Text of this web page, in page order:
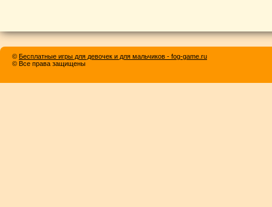
© Бесплатные игры для девочек и для мальчиков - fog-game.ru
© Все права защищены